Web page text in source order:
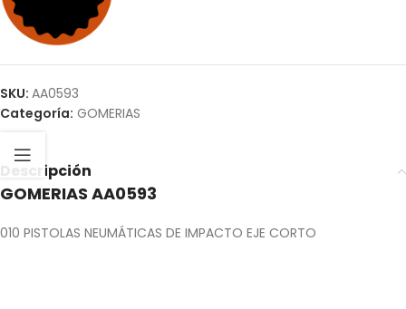
SKU: AA0593
Categoría: GOMERIAS
Descripción
GOMERIAS AA0593
010 PISTOLAS NEUMÁTICAS DE IMPACTO EJE CORTO